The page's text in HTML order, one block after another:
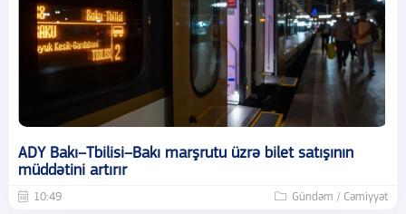
ADY Bakı–Tbilisi–Bakı marşrutu üzrə bilet satışının
müddətini artırır
10:49 Gündəm / Cəmiyyət